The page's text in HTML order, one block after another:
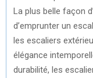
La plus belle façon
d’emprunter un
les escaliers
élégance
durabilité, les